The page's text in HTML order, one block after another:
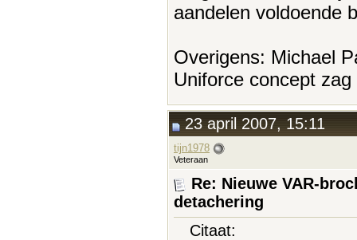
aandelen voldoende
Overigens: Michael
Uniforce concept
23 april 2007, 15:11
tijn1978
Veteraan
Re: Nieuwe VAR-
detachering
Citaat: